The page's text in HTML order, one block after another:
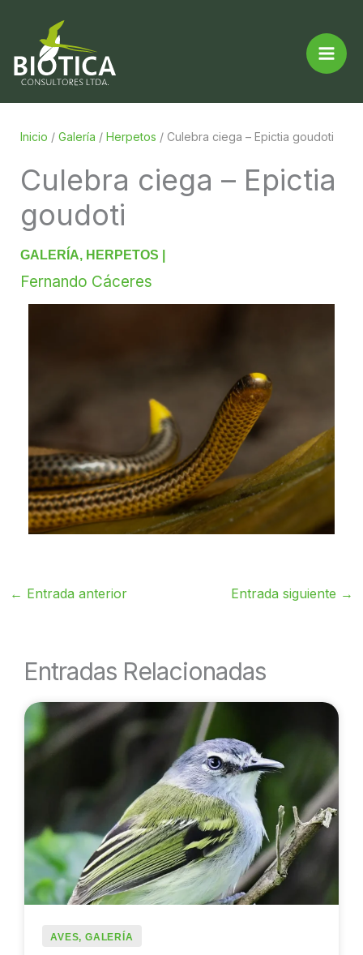
contenido
Inicio /Galería /Herpetos / Culebra ciega – Epictia goudoti
Culebra ciega – Epictia
goudoti
GALERÍA, HERPETOS
Fernando Cáceres
← Entrada anterior Entrada siguiente →
Entradas Relacionadas
AVES,GALERÍA